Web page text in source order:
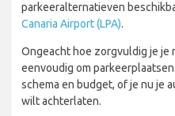
parkeeralternatieven
Canaria Airport (LPA).
Ongeacht hoe zorgvuldig je je
eenvoudig om
schema en budget, of je nu je
wilt achterlaten.